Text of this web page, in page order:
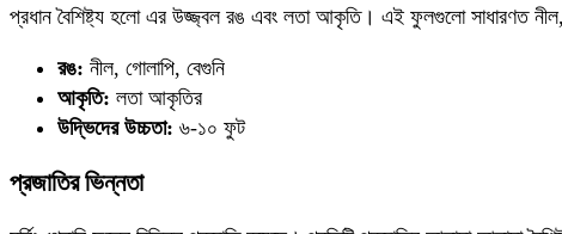
প্রধান বৈশিষ্ট্য হলো এর উজ্জ্বল রঙ এবং লতা আকৃতি। এই ফুলগুলো সাধারণত
রঙ: নীল, গোলাপি, বেগুনি
আকৃতি: লতা আকৃতির
উদ্ভিদের উচ্চতা: ৬-১০ ফুট
প্রজাতির ভিন্নতা